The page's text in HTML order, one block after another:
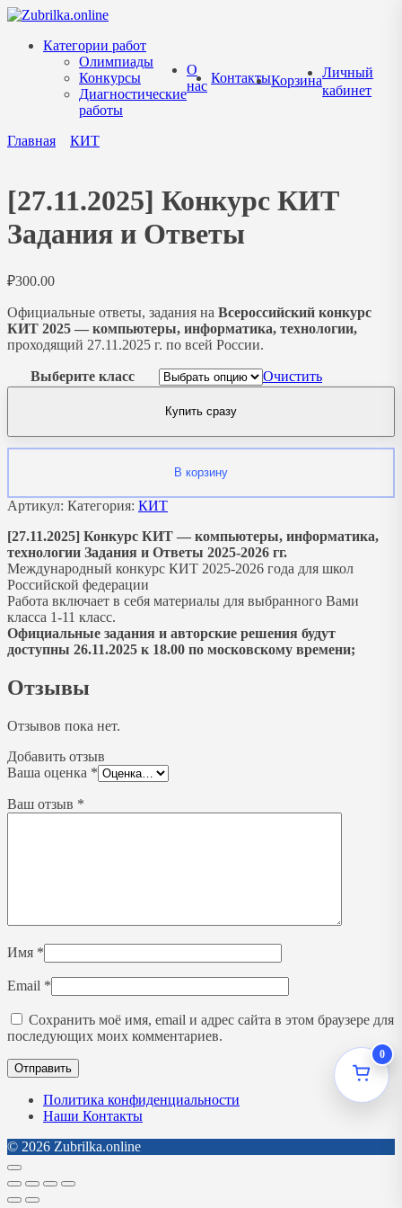
Перейти
содержанию
Категории работ
Олимпиады
Конкурсы
Диагностические
работы
О
нас
КонтактыКорзина
Личный
кабинет
Главная КИТ
[27.11.2025] Конкурс КИТ
Задания и Ответы
₽300.00
Официальные ответы, задания на Всероссийский конкурс
КИТ 2025 — компьютеры, информатика, технологии,
проходящий 27.11.2025 г. по всей России.
Выберите класс Очистить
Купить сразу
В корзину
Артикул: Категория: КИТ
[27.11.2025] Конкурс КИТ — компьютеры, информатика,
технологии Задания и Ответы 2025-2026 гг.
Международный конкурс КИТ 2025-2026 года для школ
Российской федерации
Работа включает в себя материалы для выбранного Вами
класса 1-11 класс.
Официальные задания и авторские решения будут
доступны 26.11.2025 к 18.00 по московскому времени;
Отзывы
Отзывов пока нет.
Добавить отзыв
Ваша оценка *
Ваш отзыв *
Имя *
Email *
Сохранить моё имя, email и адрес сайта в этом браузере для
последующих моих комментариев.
Политика конфиденциальности
Наши Контакты
© 2026 Zubrilka.online
0